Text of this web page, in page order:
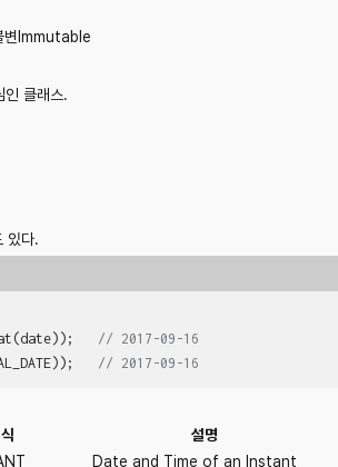
변Immutable
클래스.
있다.
// 2017-09-16
// 2017-09-16
설명
Date and Time of an Instant